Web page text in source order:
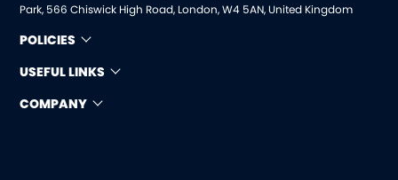
Park, 566 Chiswick High Road, London, W4 5AN, United Kingdom
POLICIES
USEFUL LINKS
COMPANY